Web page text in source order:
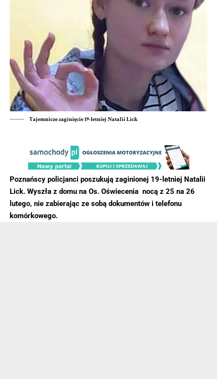
Tajemnicze zaginięcie 19-letniej Natalii Lick
Poznańscy policjanci poszukują zaginionej 19-letniej Natalii
Lick. Wyszła z domu na Os. Oświecenia nocą z 25 na 26
lutego, nie zabierając ze sobą dokumentów i telefonu
komórkowego.